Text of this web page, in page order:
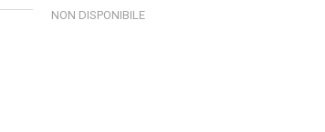
NON DISPONIBILE